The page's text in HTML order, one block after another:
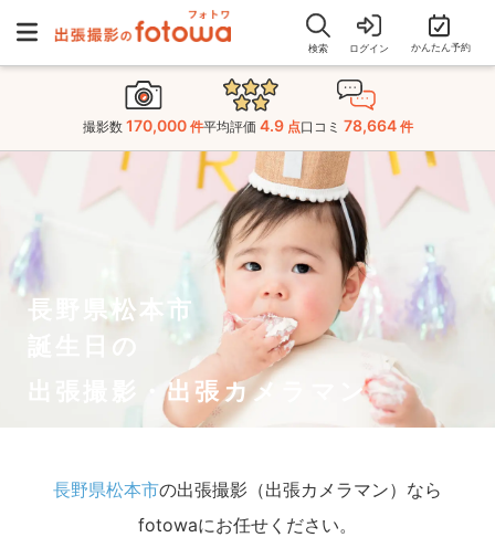
検索 ログイン かんたん予約
撮影数 170,000 件平均評価 4.9 点口コミ 78,664 件
長野県松本市
誕生日の
出張撮影・出張カメラマン
長野県松本市の出張撮影（出張カメラマン）なら
fotowaにお任せください。